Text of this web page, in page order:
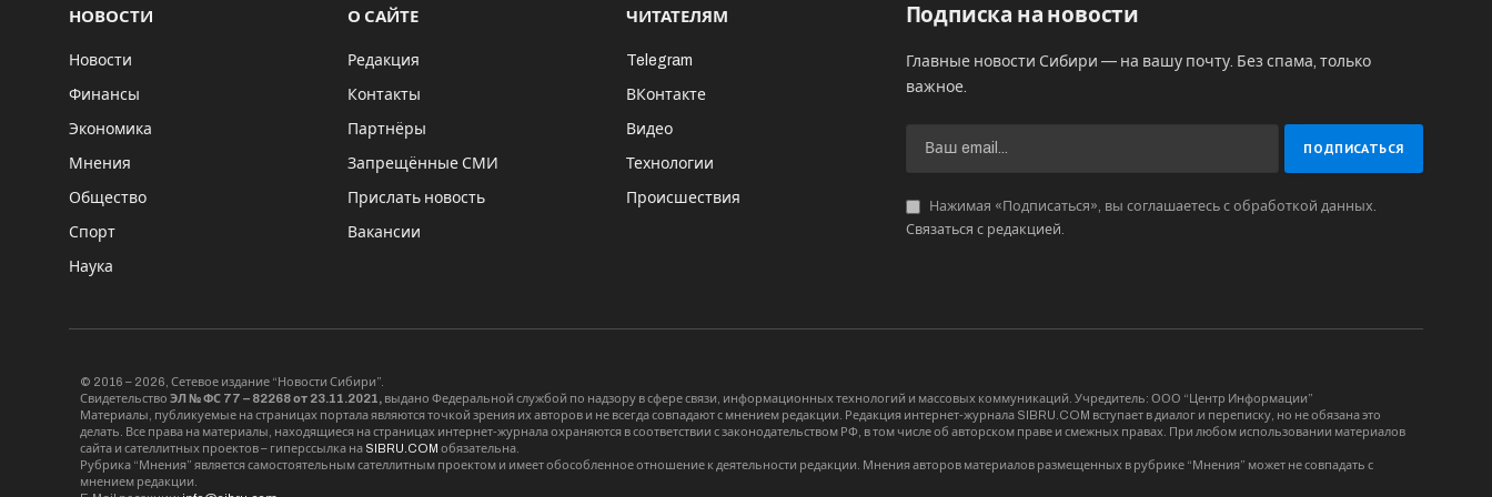
НОВОСТИ
Новости
Финансы
Экономика
Мнения
Общество
Спорт
Наука
О САЙТЕ
Редакция
Контакты
Партнёры
Запрещённые СМИ
Прислать новость
Вакансии
ЧИТАТЕЛЯМ
Telegram
ВКонтакте
Видео
Технологии
Происшествия
Подписка на новости
Главные новости Сибири — на вашу почту. Без спама, только
важное.
Нажимая «Подписаться», вы соглашаетесь с обработкой данных.
Связаться с редакцией.
© 2016 – 2026, Сетевое издание “Новости Сибири”.
Свидетельство ЭЛ № ФС 77 – 82268 от 23.11.2021, выдано Федеральной службой по надзору в сфере связи, информационных технологий и массовых коммуникаций. Учредитель: ООО “Центр Информации”
Материалы, публикуемые на страницах портала являются точкой зрения их авторов и не всегда совпадают с мнением редакции. Редакция интернет-журнала SIBRU.COM вступает в диалог и переписку, но не обязана это
делать. Все права на материалы, находящиеся на страницах интернет-журнала охраняются в соответствии с законодательством РФ, в том числе об авторском праве и смежных правах. При любом использовании материалов
сайта и сателлитных проектов – гиперссылка на SIBRU.COM обязательна.
Рубрика “Мнения” является самостоятельным сателлитным проектом и имеет обособленное отношение к деятельности редакции. Мнения авторов материалов размещенных в рубрике “Мнения” может не совпадать с
мнением редакции.